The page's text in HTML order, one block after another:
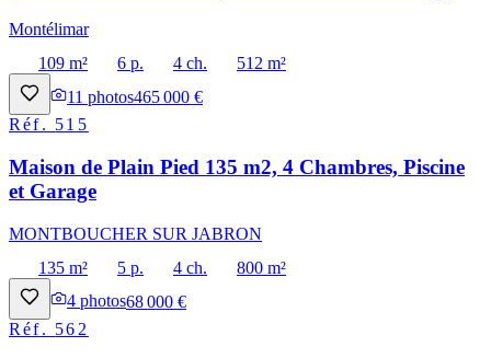
Montélimar
109 m²
6 p. 4 ch.
512 m²
11 photos465 000 €
Réf. 515
Maison de Plain Pied 135 m2, 4 Chambres, Piscine
et Garage
MONTBOUCHER SUR JABRON
135 m²
5 p. 4 ch.
800 m²
4 photos68 000 €
Réf. 562